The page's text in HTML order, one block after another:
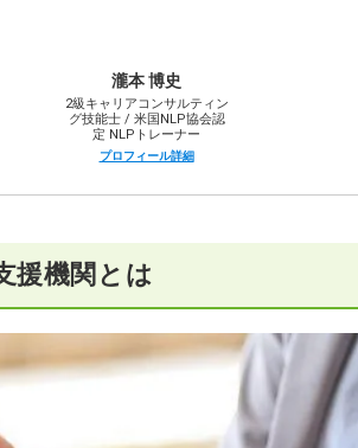
瀧本 博史
2級キャリアコンサルティン
グ技能士 / 米国NLP協会認
定 NLPトレーナー
プロフィール詳細
援機関とは